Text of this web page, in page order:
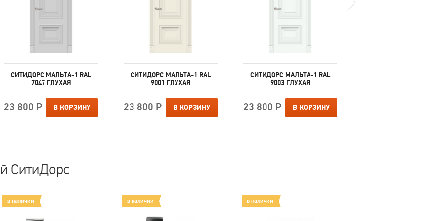
СИТИДОРС МАЛЬТА-1 RAL
7047 ГЛУХАЯ
23 800 Р В КОРЗИНУ
СИТИДОРС МАЛЬТА-1 RAL
9001 ГЛУХАЯ
23 800 Р В КОРЗИНУ
СИТИДОРС МАЛЬТА-1 RAL
9003 ГЛУХАЯ
23 800 Р В КОРЗИНУ
СитиДорс
в наличии в наличии в наличии